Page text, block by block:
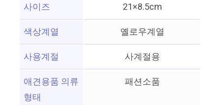
사이즈
21×8.5cm
색상계열
옐로우계열
사용계절
사계절용
애견용품 의류
형태
패션소품